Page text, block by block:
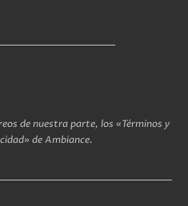
de nuestra parte, los «Términos y
de Ambiance.